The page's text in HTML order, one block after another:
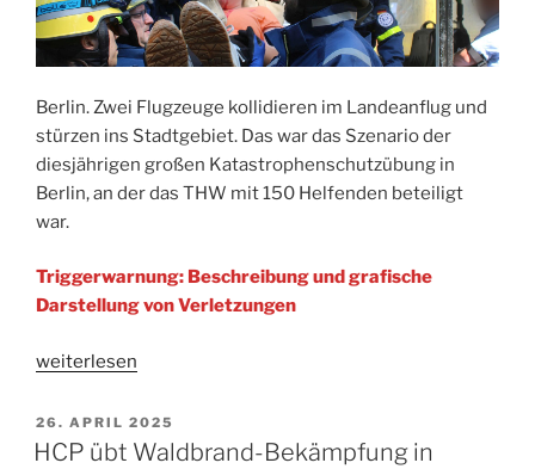
Berlin. Zwei Flugzeuge kollidieren im Landeanflug und
stürzen ins Stadtgebiet. Das war das Szenario der
diesjährigen großen Katastrophenschutzübung in
Berlin, an der das THW mit 150 Helfenden beteiligt
war.
Triggerwarnung: Beschreibung und grafische
Darstellung von Verletzungen
„Großübung
„Logi““
weiterlesen
VERÖFFENTLICHT
AM
26. APRIL 2025
HCP übt Waldbrand-Bekämpfung in